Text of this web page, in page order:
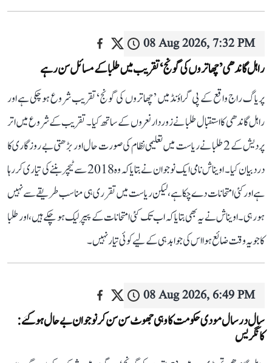
08 Aug 2026, 7:32 PM
راہل گاندھی ’چھاتروں کی گونج‘ تقریب میں طلبا کے مسائل سن رہے
پریاگ راج واقع کے پی گراؤنڈ میں ’چھاتروں کی گونج‘ تقریب شروع ہو چکی ہے اور
راہل گاندھی کا استقبال طلبا نے زوردار نعروں کے ساتھ کیا۔ تقریب کے شروع میں اتر
پردیش کے 2 طلبا نے ریاست میں تعلیمی نظام کی صورت حال اور بڑھتی بے روزگاری کا
درد بیان کیا۔ اویناش نامی ایک نوجوان نے بتایا کہ وہ 2018 سے ٹیچر بننے کی تیاری کر رہا
ہے اور کئی امتحانات دے چکا ہے، لیکن ریاست میں تقرری ہی مناسب طریقے سے نہیں
ہو رہی۔ اویناش نے یہ بھی بتایا کہ اب تک کئی امتحانات کے پیپر لیک ہو چکے ہیں، اور طلبا
کا جو یہ وقت ضائع ہوا اس کی جوابدہی کے لیے کوئی تیار نہیں۔
08 Aug 2026, 6:49 PM
سال در سال مودی حکومت کا وہی جھوٹ سن سن کر نوجوان بے حال ہو گئے:
کانگریس